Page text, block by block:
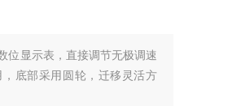
位显示表，直接调节无极调速
底部采用圆轮，迁移灵活方